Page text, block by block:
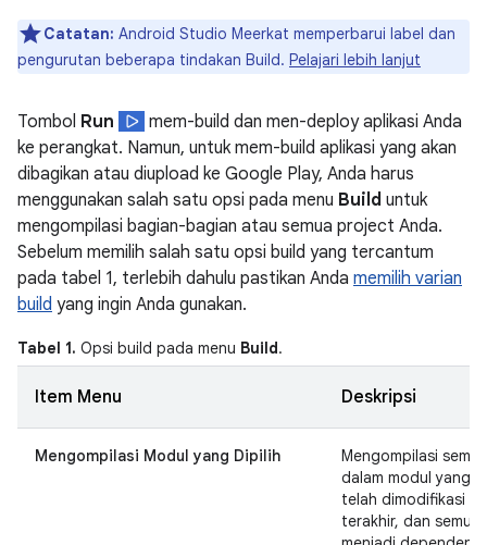
Catatan: Android Studio Meerkat memperbarui label dan
pengurutan beberapa tindakan Build. Pelajari lebih lanjut
Tombol Run
mem-build dan men-deploy aplikasi Anda
ke perangkat. Namun, untuk mem-build aplikasi yang akan
dibagikan atau diupload ke Google Play, Anda harus
menggunakan salah satu opsi pada menu Build untuk
mengompilasi bagian-bagian atau semua project Anda.
Sebelum memilih salah satu opsi build yang tercantum
pada tabel 1, terlebih dahulu pastikan Anda memilih varian
build yang ingin Anda gunakan.
Tabel 1. Opsi build pada menu Build.
Item Menu Deskripsi
Mengompilasi Modul yang Dipilih
Mengompilasi
dalam modul yang
telah dimodifikasi
terakhir, dan semua